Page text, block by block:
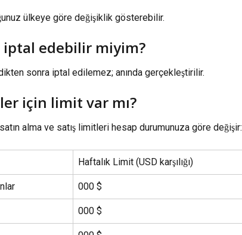
ülkeye göre değişiklik gösterebilir.
edebilir miyim?
sonra iptal edilemez; anında gerçekleştirilir.
için limit var mı?
alma ve satış limitleri hesap durumunuza göre değişir:
Haftalık Limit (USD karşılığı)
000 $
000 $